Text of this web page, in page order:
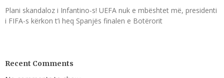
Plani skandaloz i Infantino-s! UEFA nuk e mbështet më, presidenti
i FIFA-s kërkon t’i heq Spanjës finalen e Botërorit
Recent Comments